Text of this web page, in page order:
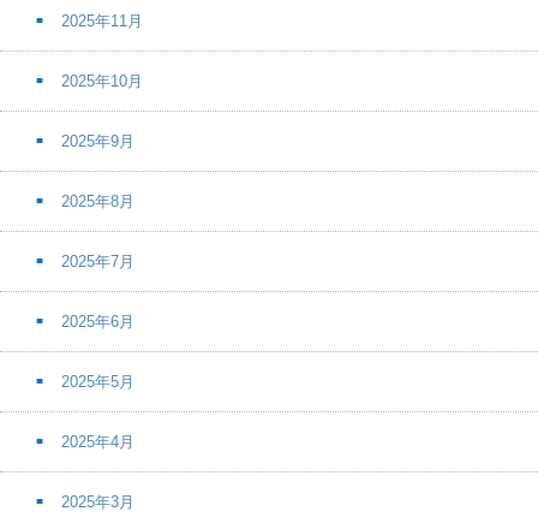
2025年11月
2025年10月
2025年9月
2025年8月
2025年7月
2025年6月
2025年5月
2025年4月
2025年3月